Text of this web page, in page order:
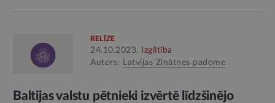
RELĪZE
24.10.2023.
Izglītība
Autors:
Latvijas Zinātnes padome
Baltijas valstu pētnieki izvērtē līdzšinējo